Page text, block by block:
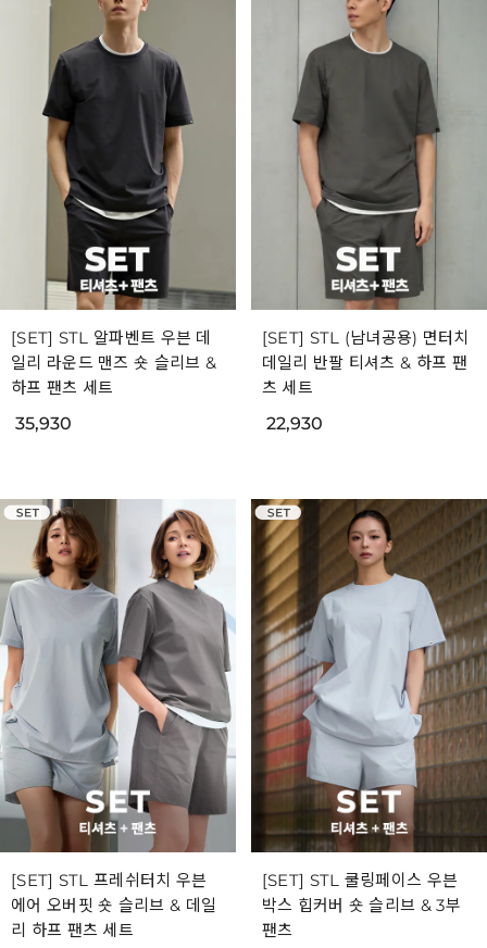
[SET] STL 알파벤트 우븐 데
일리 라운드 맨즈 숏 슬리브 &
하프 팬츠 세트
35,930
[SET] STL (남녀공용) 면터치
데일리 반팔 티셔츠 & 하프 팬
츠 세트
22,930
[SET] STL 프레쉬터치 우븐
에어 오버핏 숏 슬리브 & 데일
리 하프 팬츠 세트
[SET] STL 쿨링페이스 우븐
박스 힙커버 숏 슬리브 & 3부
팬츠